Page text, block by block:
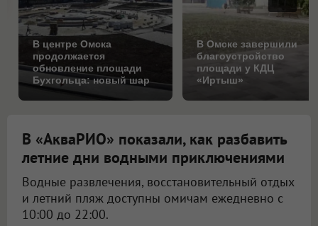
В центре Омска
продолжается
обновление площади
Бухгольца: новый шар
уже на подходе
В Омске завершили
благоустройство
площади у КДЦ
«Иртыш»
В «АкваРИО» показали, как разбавить
летние дни водными приключениями
Водные развлечения, восстановительный отдых
и летний пляж доступны омичам ежедневно с
10:00 до 22:00.